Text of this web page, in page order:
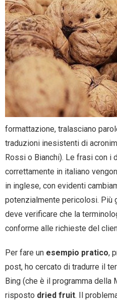
formattazione, tralasciano
traduzioni inesistenti di
Rossi o Bianchi). Le frasi con i
correttamente in italiano
in inglese, con evidenti
potenzialmente pericolosi. Più
deve verificare che la
conforme alle richieste del
Per fare un esempio pratico,
post, ho cercato di tradurre il
Bing (che è il programma della
risposto dried fruit. Il